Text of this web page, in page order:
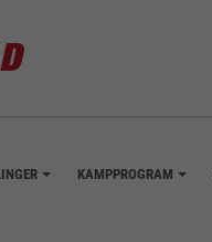
KAMPPROGRAM